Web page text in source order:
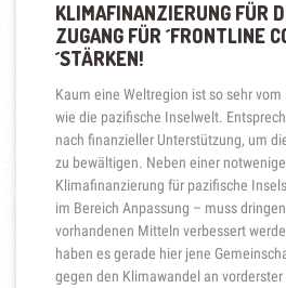
KLIMAFINANZIERUNG FÜR
ZUGANG FÜR ´FRONTLINE
´STÄRKEN!
Kaum eine Weltregion ist so sehr
wie die pazifische Inselwelt.
nach finanzieller Unterstützung, um
zu bewältigen. Neben einer
Klimafinanzierung für pazifische
im Bereich Anpassung – muss
vorhandenen Mitteln verbessert
haben es gerade hier jene
gegen den Klimawandel an vorderster